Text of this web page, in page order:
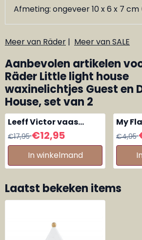
Afmeting: ongeveer 10 x 6 x 7
Meer van Räder | Meer van SALE
Aanbevolen artikelen
Räder Little light house
waxinelichtjes Guest en
House, set van 2
Leeff Victor vaas
taupe small
Van 17,95 voor 12,95
€17,95€12,95
In winkelmand
My
Van
€4,95
Laatst bekeken items